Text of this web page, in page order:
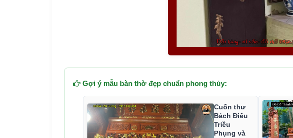
Gợi ý mẫu bàn thờ đẹp chuẩn phong thủy:
Cuốn thư
Bách Điểu
Triều
Phụng và